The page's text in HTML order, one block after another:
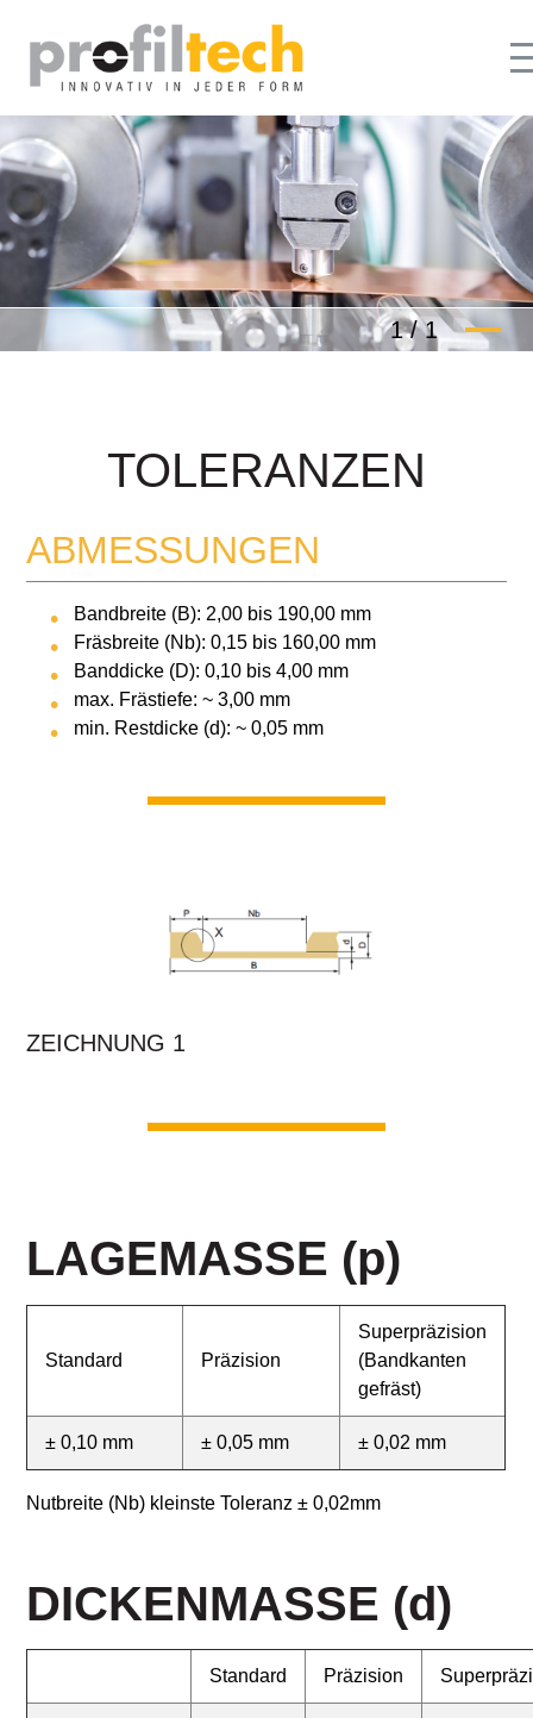
1 / 1
TOLERANZEN
ABMESSUNGEN
Bandbreite (B): 2,00 bis 190,00 mm
Fräsbreite (Nb): 0,15 bis 160,00 mm
Banddicke (D): 0,10 bis 4,00 mm
max. Frästiefe: ~ 3,00 mm
min. Restdicke (d): ~ 0,05 mm
ZEICHNUNG 1
LAGEMASSE (p)
Standard Präzision
Superpräzision
(Bandkanten
gefräst)
± 0,10 mm ± 0,05 mm ± 0,02 mm
Nutbreite (Nb) kleinste Toleranz ± 0,02mm
DICKENMASSE (d)
Standard Präzision